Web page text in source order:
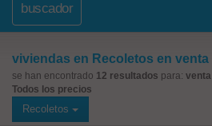
buscador
viviendas en Recoletos en venta
se han encontrado 12 resultados para: venta
Todos los precios
Recoletos